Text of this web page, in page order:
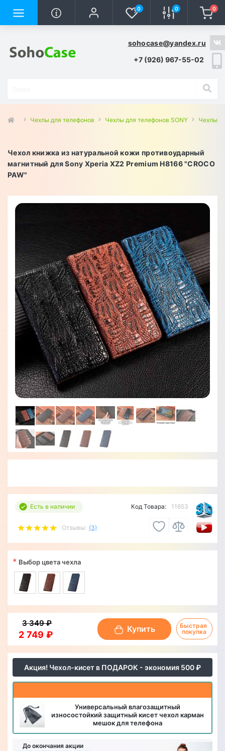
0 0 0
sohocase@yandex.ru
+7 (926) 967-55-02
Чехлы для телефонов Чехлы для телефонов SONY Чехлы
Чехол книжка из натуральной кожи противоударный
магнитный для Sony Xperia XZ2 Premium H8166 "CROCO
PAW"
Есть в наличии
Отзывы: (3)
Код Товара: 11653
Акция! Чехол-кисет в ПОДАРОК - экономия 500 ₽
Универсальный влагозащитный
износостойкий защитный кисет чехол карман
мешок для телефона
До окончания акции
* Выбор цвета чехла
2 749 ₽
3 349 ₽
Купить
Быстрая
покупка